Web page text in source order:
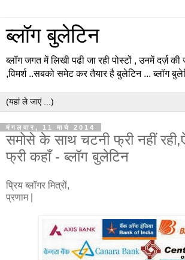
ब्लॉग बुलेटिन
ब्लॉग जगत में लिखी पढी जा रही पोस्टों , उनमें दर्ज़ की
,विमर्श ..सबको समेट कर तैयार है बुलेटिन ... ब्लॉग
मंगलवार, 11 मार्च 2014
समोसे के साथ चटनी फ्री नहीं
फ्री कहाँ - ब्लॉग बुलेटिन
प्रिय ब्लॉगर मित्रों,
प्रणाम |